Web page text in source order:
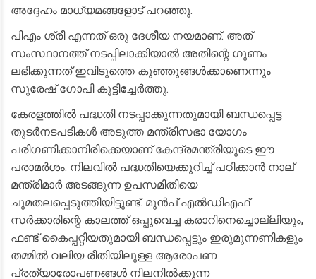
അദ്ദേഹം മാധ്യമങ്ങളോട് പറഞ്ഞു.
​പിഎം ശ്രീ എന്നത് ഒരു ദേശീയ നയമാണ്. അത്
സംസ്ഥാനത്ത് നടപ്പിലാക്കിയാൽ അതിന്റെ ഗുണം
ലഭിക്കുന്നത് ഇവിടുത്തെ കുഞ്ഞുങ്ങൾക്കാണെന്നും
സുരേഷ് ഗോപി കൂട്ടിച്ചേർത്തു.
​കേരളത്തിൽ പദ്ധതി നടപ്പാക്കുന്നതുമായി ബന്ധപ്പെട്ട
തുടർനടപടികൾ അടുത്ത മന്ത്രിസഭാ യോഗം
പരിഗണിക്കാനിരിക്കെയാണ് കേന്ദ്രമന്ത്രിയുടെ ഈ
പരാമർശം. നിലവിൽ പദ്ധതിയെക്കുറിച്ച് പഠിക്കാൻ നാല്
മന്ത്രിമാർ അടങ്ങുന്ന ഉപസമിതിയെ
ചുമതലപ്പെടുത്തിയിട്ടുണ്ട്. മുൻപ് എൽഡിഎഫ്
സർക്കാരിന്റെ കാലത്ത് ഒപ്പുവെച്ച കരാറിനെച്ചൊല്ലിയും,
ഫണ്ട് കൈപ്പറ്റിയതുമായി ബന്ധപ്പെട്ടും ഇരുമുന്നണികളും
തമ്മിൽ വലിയ രീതിയിലുള്ള ആരോപണ
പ്രത്യാരോപണങ്ങൾ നിലനിൽക്കുന്ന